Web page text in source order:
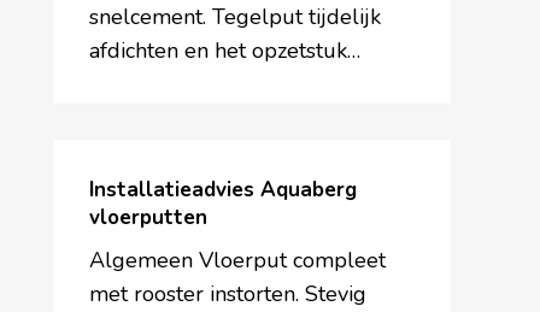
snelcement. Tegelput tijdelijk
afdichten en het opzetstuk…
Aquaberg
vloerputten
Installatieadvies Aquaberg
vloerputten
Algemeen Vloerput compleet
met rooster instorten. Stevig